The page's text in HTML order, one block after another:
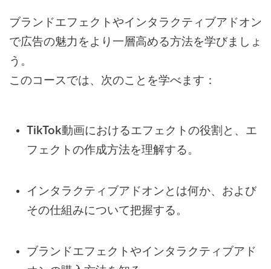
ブランドエフェクトやインタラクティブアドオン
で広告の魅力をより一層高める方法を学びましょ
う。
このコースでは、次のことを学べます：
TikTok動画におけるエフェクトの役割と、エ
フェクトの作成方法を理解する。
インタラクティブアドオンとは何か、および
その仕組みについて把握する。
ブランドエフェクトやインタラクティブアド